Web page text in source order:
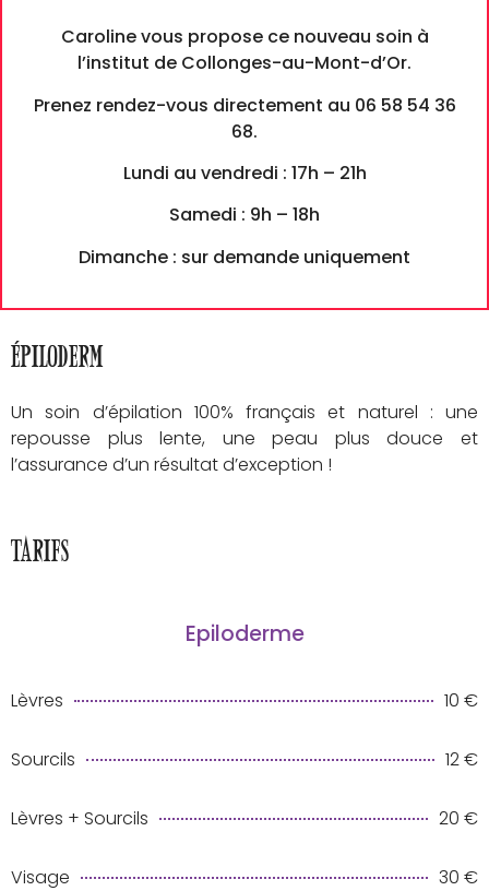
Caroline vous propose ce nouveau soin à
l’institut de Collonges-au-Mont-d’Or.
Prenez rendez-vous directement au 06 58 54 36
68.
Lundi au vendredi : 17h – 21h
Samedi : 9h – 18h
Dimanche : sur demande uniquement
Épiloderm
Un soin d’épilation 100% français et naturel : une
repousse plus lente, une peau plus douce et
l’assurance d’un résultat d’exception !
Tarifs
Epiloderme
Lèvres 10 €
Sourcils 12 €
Lèvres + Sourcils 20 €
Visage 30 €